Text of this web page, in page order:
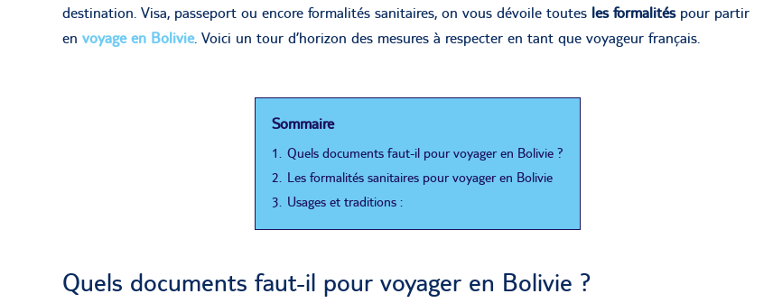
destination. Visa, passeport ou encore formalités sanitaires, on vous dévoile toutes les formalitéspour partir
en voyage en Bolivie. Voici un tour d’horizon des mesures à respecter en tant que voyageur français.
Sommaire
1. Quels documents faut-il pour voyager en Bolivie ?
2. Les formalités sanitaires pour voyager en Bolivie
3. Usages et traditions :
Quels documents faut-il pour voyager en Bolivie ?